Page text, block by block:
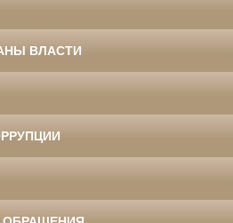
ВЛАСТИ